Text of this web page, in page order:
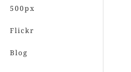
500px
Flickr
Blog